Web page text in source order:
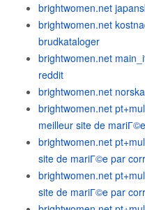
brightwomen.net
brightwomen.net
brudkataloger
brightwomen.net
reddit
brightwomen.net
brightwomen.net
meilleur site de
brightwomen.net
site de mariГ©e par
brightwomen.net
site de mariГ©e par